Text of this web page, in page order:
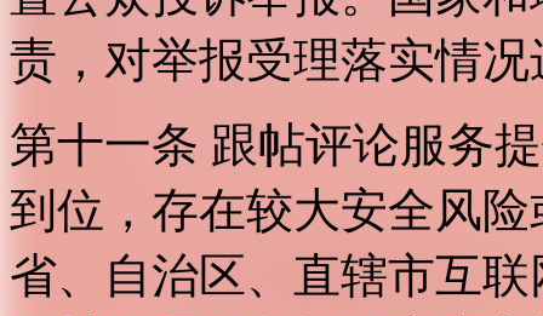
责，对举报受理落实情
第十一条 跟帖评论服务
到位，存在较大安全风
省、自治区、直辖市互